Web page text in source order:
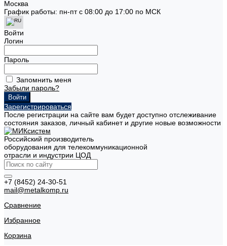
Москва
График работы: пн-пт с 08:00 до 17:00 по МСК
Войти
Логин
Пароль
Запомнить меня
Забыли пароль?
Зарегистрироваться
После регистрации на сайте вам будет доступно отслеживание
состояния заказов, личный кабинет и другие новые возможности
Российский производитель
оборудования для телекоммуникационной
отрасли и индустрии ЦОД
+7 (8452) 24-30-51
mail@metalkomp.ru
Сравнение
Избранное
Корзина